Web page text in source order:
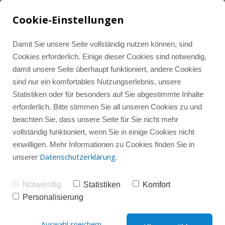
LinkedIn Marketing
Instagram Marketing
Instagram-Gruppencoaching
Sparring
Alle Beiträge
Instagram
LinkedIn
Social Media
Tools und Ressourcen
Instagram-Wissenshub
Instagram-Check
Cookie-Einstellungen
Damit Sie unsere Seite vollständig nutzen können, sind
Cookies erforderlich. Einige dieser Cookies sind notwendig,
damit unsere Seite überhaupt funktioniert, andere Cookies
sind nur ein komfortables Nutzungserlebnis, unsere
Statistiken oder für besonders auf Sie abgestimmte Inhalte
erforderlich. Bitte stimmen Sie all unseren Cookies zu und
beachten Sie, dass unsere Seite für Sie nicht mehr
vollständig funktioniert, wenn Sie in einige Cookies nicht
einwilligen. Mehr Informationen zu Cookies finden Sie in
unserer Datenschutzerklärung.
Notwendig Statistiken
Komfort
Personalisierung